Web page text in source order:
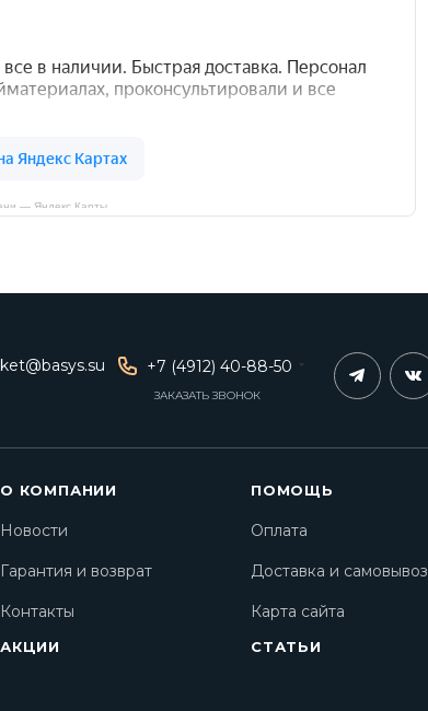
— Яндекс Карты
+7 (4912) 40-88-50
ЗАКАЗАТЬ ЗВОНОК
О КОМПАНИИ
Новости
Гарантия и возврат
Контакты
АКЦИИ
ПОМОЩЬ
Оплата
Доставка и самовывоз
Карта сайта
СТАТЬИ